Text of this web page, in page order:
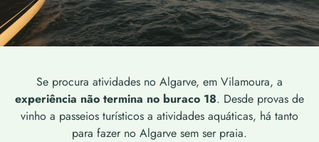
Se procura atividades no Algarve, em Vilamoura, a
experiência não termina no buraco 18. Desde provas de
vinho a passeios turísticos a atividades aquáticas, há tanto
para fazer no Algarve sem ser praia.